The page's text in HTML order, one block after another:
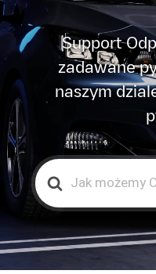
Support
zadawane
naszym
Search
For